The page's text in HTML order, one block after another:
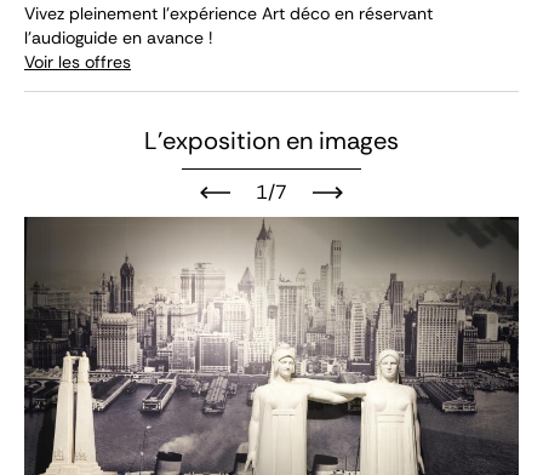
Vivez pleinement l'expérience Art déco en réservant
l'audioguide en avance !
Voir les offres
L'exposition en images
1/7